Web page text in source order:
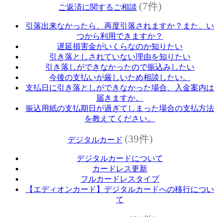
ご返済に関するご相談 (7件)
引落出来なかったら、再度引落されますか？また、い
つから利用できますか？
遅延損害金がいくらなのか知りたい
引き落としされていない理由を知りたい
引き落しができなかったので振込みしたい
今後の支払いが厳しいため相談したい。
支払日に引き落としができなかった場合、入金案内は
届きますか。
振込用紙の支払期日が過ぎてしまった場合の支払方法
を教えてください。
デジタルカード (39件)
デジタルカードについて
カードレス更新
フルカードレスタイプ
【エディオンカード】デジタルカードへの移行につい
て